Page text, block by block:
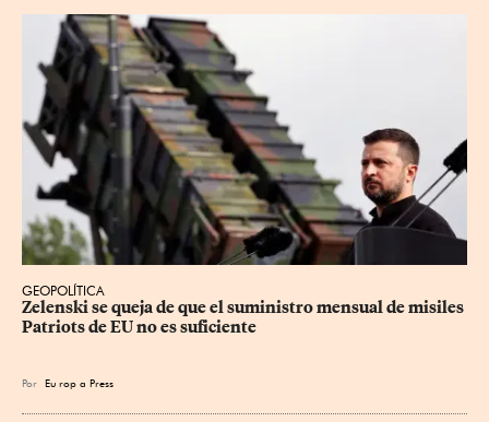
GEOPOLÍTICA
Zelenski se queja de que el suministro mensual de misiles
Patriots de EU no es suficiente
Por Eu rop a Press